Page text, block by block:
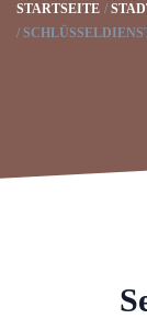
STARTSEITE